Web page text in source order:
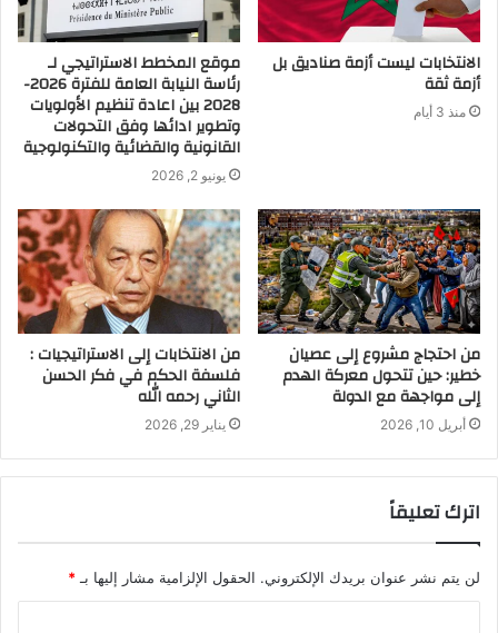
الانتخابات ليست أزمة صناديق بل
أزمة ثقة
منذ 3 أيام
موقع المخطط الاستراتيجي لـ
رئاسة النيابة العامة للفترة 2026-
2028 بين اعادة تنظيم الأولويات
وتطوير ادائها وفق التحولات
القانونية والقضائية والتكنولوجية
يونيو 2, 2026
من احتجاج مشروع إلى عصيان
خطير: حين تتحول معركة الهدم
إلى مواجهة مع الدولة
أبريل 10, 2026
من الانتخابات إلى الاستراتيجيات :
فلسفة الحكم في فكر الحسن
الثاني رحمه الله
يناير 29, 2026
اترك تعليقاً
لن يتم نشر عنوان بريدك الإلكتروني. الحقول الإلزامية مشار إليها بـ*